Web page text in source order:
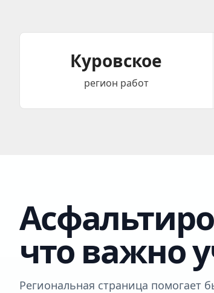
Куровское
регион работ
что важно
Региональная страница помогает